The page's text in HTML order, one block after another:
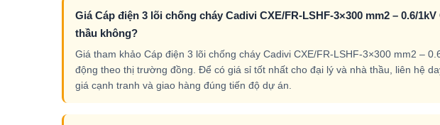
Giá Cáp điện 3 lõi chống cháy Cadivi CXE/FR-LSHF-3×300 mm2 – 0.6/
thầu không?
Giá tham khảo Cáp điện 3 lõi chống cháy Cadivi CXE/FR-LSHF-3×300 mm2 –
động theo thị trường đồng. Để có giá sỉ tốt nhất cho đại lý và nhà thầu, liên hệ
giá cạnh tranh và giao hàng đúng tiến độ dự án.